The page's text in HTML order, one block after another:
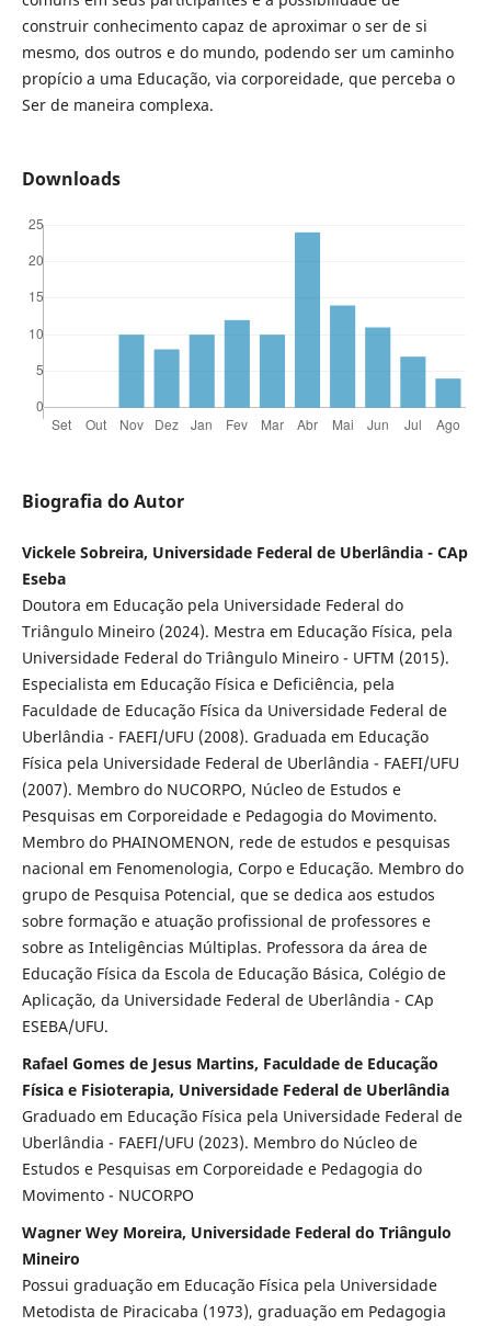
construir conhecimento capaz de aproximar o ser de si
mesmo, dos outros e do mundo, podendo ser um caminho
propício a uma Educação, via corporeidade, que perceba o
Ser de maneira complexa.
Downloads
Biografia do Autor
Vickele Sobreira, Universidade Federal de Uberlândia - CAp
Eseba
Doutora em Educação pela Universidade Federal do
Triângulo Mineiro (2024). Mestra em Educação Física, pela
Universidade Federal do Triângulo Mineiro - UFTM (2015).
Especialista em Educação Física e Deficiência, pela
Faculdade de Educação Física da Universidade Federal de
Uberlândia - FAEFI/UFU (2008). Graduada em Educação
Física pela Universidade Federal de Uberlândia - FAEFI/UFU
(2007). Membro do NUCORPO, Núcleo de Estudos e
Pesquisas em Corporeidade e Pedagogia do Movimento.
Membro do PHAINOMENON, rede de estudos e pesquisas
nacional em Fenomenologia, Corpo e Educação. Membro do
grupo de Pesquisa Potencial, que se dedica aos estudos
sobre formação e atuação profissional de professores e
sobre as Inteligências Múltiplas. Professora da área de
Educação Física da Escola de Educação Básica, Colégio de
Aplicação, da Universidade Federal de Uberlândia - CAp
ESEBA/UFU.
Rafael Gomes de Jesus Martins, Faculdade de Educação
Física e Fisioterapia, Universidade Federal de Uberlândia
Graduado em Educação Física pela Universidade Federal de
Uberlândia - FAEFI/UFU (2023). Membro do Núcleo de
Estudos e Pesquisas em Corporeidade e Pedagogia do
Movimento - NUCORPO
Wagner Wey Moreira, Universidade Federal do Triângulo
Mineiro
Possui graduação em Educação Física pela Universidade
Metodista de Piracicaba (1973), graduação em Pedagogia